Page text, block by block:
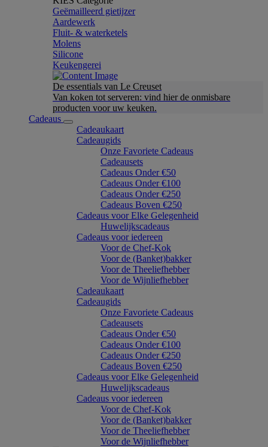
Geëmailleerd gietijzer
Aardewerk
Fluit- & waterketels
Molens
Silicone
Keukengerei
De essentials van Le Creuset
Van koken tot serveren: vind hier de onmisbare
producten voor uw keuken.
Cadeaus
Cadeaukaart
Cadeaugids
Onze Favoriete Cadeaus
Cadeausets
Cadeaus Onder €50
Cadeaus Onder €100
Cadeaus Onder €250
Cadeaus Boven €250
Cadeaus voor Elke Gelegenheid
Huwelijkscadeaus
Cadeaus voor iedereen
Voor de Chef-Kok
Voor de (Banket)bakker
Voor de Theeliefhebber
Voor de Wijnliefhebber
Cadeaukaart
Cadeaugids
Onze Favoriete Cadeaus
Cadeausets
Cadeaus Onder €50
Cadeaus Onder €100
Cadeaus Onder €250
Cadeaus Boven €250
Cadeaus voor Elke Gelegenheid
Huwelijkscadeaus
Cadeaus voor iedereen
Voor de Chef-Kok
Voor de (Banket)bakker
Voor de Theeliefhebber
Voor de Wijnliefhebber